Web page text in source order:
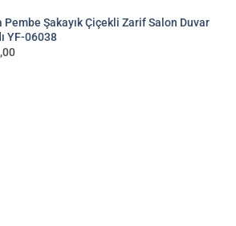
Pembe Şakayık Çiçekli Zarif Salon Duvar
YF-06038